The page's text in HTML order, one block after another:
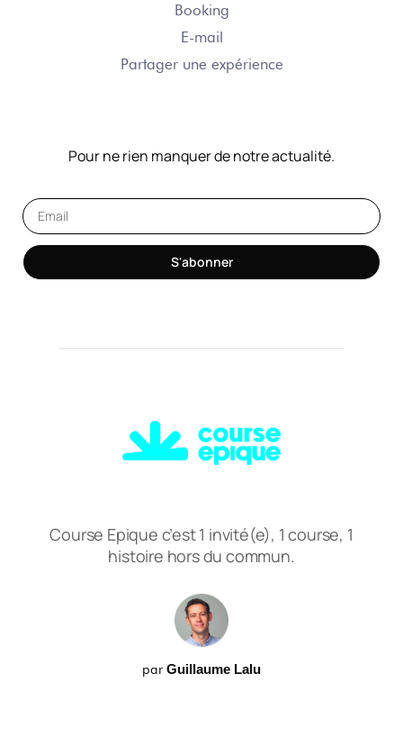
Booking
E-mail
Partager une expérience
Pour ne rien manquer de notre actualité.
S'abonner
Course Epique c’est 1 invité(e), 1 course, 1
histoire hors du commun.
par Guillaume Lalu